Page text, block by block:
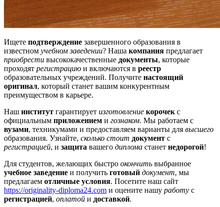
Ищете подтверждение завершенного образования в
известном учебном заведении? Наша компания предлагает
приобрести высококачественные документы, которые
проходят регистрацию и включаются в реестр
образовательных учреждений. Получите настоящий
оригинал, который станет вашим конкурентным
преимуществом в карьере.
Наш институт гарантирует изготовление корочек с
официальным приложением и гознаком. Мы работаем с
вузами, техникумами и предоставляем варианты для высшего
образования. Узнайте, сколько стоит документ с
регистрацией, и защита вашего диплома станет недорогой!
Для студентов, желающих быстро окончить выбранное
учебное заведение и получить готовый документ, мы
предлагаем отличные условия. Посетите наш сайт
https://originality-diploma24.com и оцените нашу работу с
регистрацией, оплатой и доставкой.